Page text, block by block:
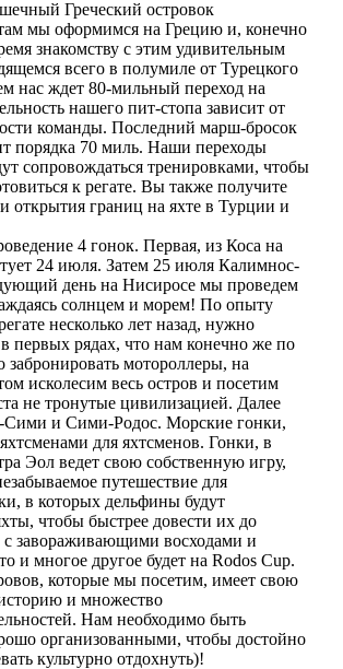
Греческий островок
мы оформимся на Грецию и, конечно
знакомству с этим удивительным
всего в полумиле от Турецкого
нас ждет 80-мильный переход на
нашего пит-стопа зависит от
команды. Последний марш-бросок
порядка 70 миль. Наши переходы
сопровождаться тренировками, чтобы
к регате. Вы также получите
открытия границ на яхте в Турции и
4 гонок. Первая, из Коса на
24 июля. Затем 25 июля Калимнос-
день на Нисиросе мы проведем
солнцем и морем! По опыту
несколько лет назад, нужно
первых рядах, что нам конечно же по
забронировать мотороллеры, на
исколесим весь остров и посетим
не тронутые цивилизацией. Далее
Сими и Сими-Родос. Морские гонки,
для яхтсменов. Гонки, в
Эол ведет свою собственную игру,
путешествие для
в которых дельфины будут
чтобы быстрее довести их до
завораживающими восходами и
и многое другое будет на Rodos Cup.
которые мы посетим, имеет свою
и множество
Нам необходимо быть
организованными, чтобы достойно
культурно отдохнуть)!